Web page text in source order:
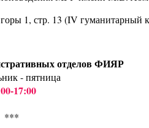
1, стр. 13 (IV гуманитарный
отделов ФИЯР
- пятница
17:00
***